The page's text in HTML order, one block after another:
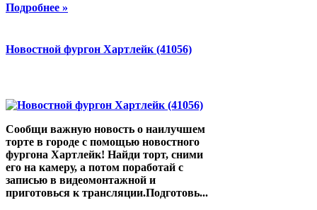
Подробнее »
Новостной фургон Хартлейк (41056)
Сообщи важную новость о наилучшем
торте в городе с помощью новостного
фургона Хартлейк! Найди торт, сними
его на камеру, а потом поработай с
записью в видеомонтажной и
приготовься к трансляции.Подготовь...